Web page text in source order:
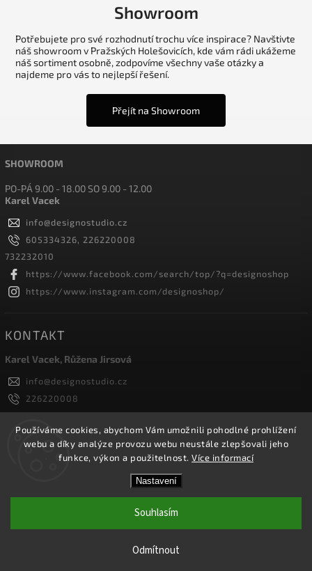
Používáme cookies, abychom Vám umožnili pohodlné prohlížení
webu a díky analýze provozu webu neustále zlepšovali jeho
funkce, výkon a použitelnost. Více informací
Nastavení
Odmítnout
Souhlasím
Showroom
Potřebujete pro své rozhodnutí trochu více inspirace? Navštivte
náš showroom v Pražských Holešovicích, kde vám rádi ukážeme
náš sortiment osobně, zodpovíme všechny vaše otázky a
najdeme pro vás to nejlepší řešení.
Přejít na Showroom
SHOWROOM
PO-PÁ 9.00 - 18.00 SO 9.00 - 12.00
Karel Vacek
info@designostudio.cz
605334326, 226220008
732232010
https://www.facebook.com/search/top/?q=designoshop
https://www.instagram.com/designoshop/
KONTAKT
Karel Vacek, Růžena Jirsová
info@designostudio.cz
226220008
605334326, 732232010
Designoshop
designoshop
Designoshop. Všechna práva vyhrazena.